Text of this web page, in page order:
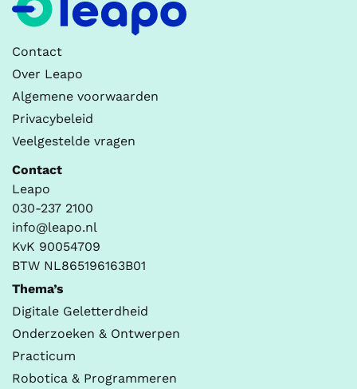
Contact
Over Leapo
Algemene voorwaarden
Privacybeleid
Veelgestelde vragen
Contact
Leapo
030-237 2100
info@leapo.nl
KvK 90054709
BTW NL865196163B01
Thema’s
Digitale Geletterdheid
Onderzoeken & Ontwerpen
Practicum
Robotica & Programmeren